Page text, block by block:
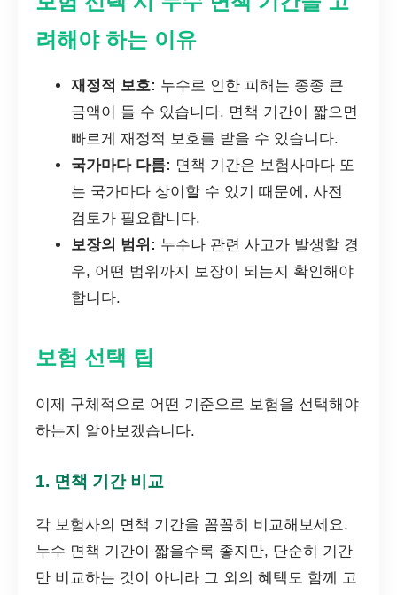
려해야 하는 이유
재정적 보호: 누수로 인한 피해는 종종 큰
금액이 들 수 있습니다. 면책 기간이 짧으면
빠르게 재정적 보호를 받을 수 있습니다.
국가마다 다름: 면책 기간은 보험사마다 또
는 국가마다 상이할 수 있기 때문에, 사전
검토가 필요합니다.
보장의 범위: 누수나 관련 사고가 발생할 경
우, 어떤 범위까지 보장이 되는지 확인해야
합니다.
보험 선택 팁
이제 구체적으로 어떤 기준으로 보험을 선택해야
하는지 알아보겠습니다.
1. 면책 기간 비교
각 보험사의 면책 기간을 꼼꼼히 비교해보세요.
누수 면책 기간이 짧을수록 좋지만, 단순히 기간
만 비교하는 것이 아니라 그 외의 혜택도 함께 고